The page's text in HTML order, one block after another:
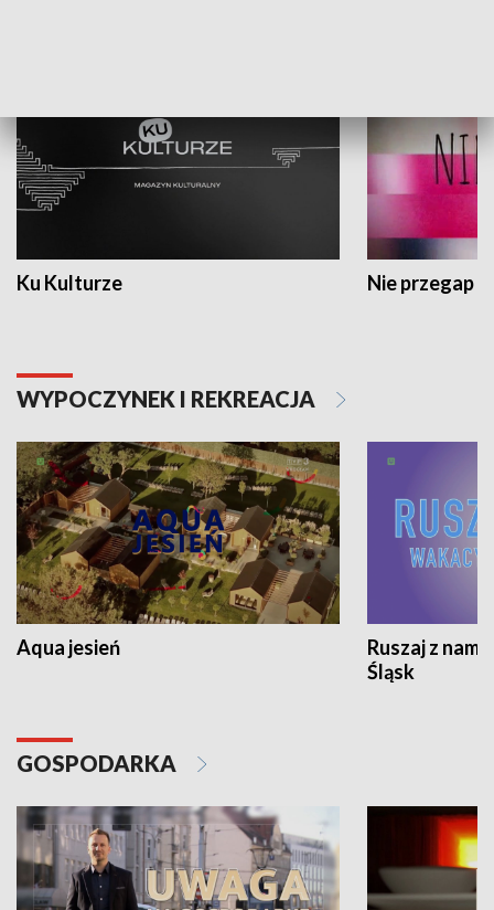
Ku Kulturze Nie przegap
WYPOCZYNEK I REKREACJA
Aqua jesień
Ruszaj z
Śląsk
GOSPODARKA